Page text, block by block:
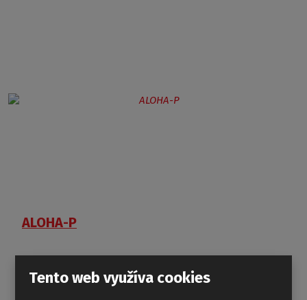
ALOHA-P
Tento web využíva cookies